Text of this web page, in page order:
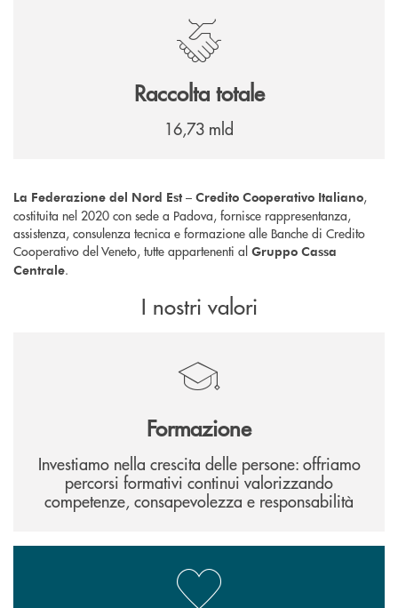
Raccolta totale
16,73 mld
La Federazione del Nord Est – Credito Cooperativo Italiano,
costituita nel 2020 con sede a Padova, fornisce rappresentanza,
assistenza, consulenza tecnica e formazione alle Banche di Credito
Cooperativo del Veneto, tutte appartenenti al Gruppo Cassa
Centrale.
I nostri valori
Formazione
Investiamo nella crescita delle persone: offriamo
percorsi formativi continui valorizzando
competenze, consapevolezza e responsabilità